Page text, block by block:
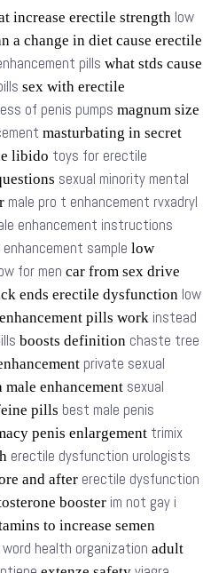
increase erectile strength low
a change in diet cause erectile
pills what stds cause
sex with erectile
of penis pumps magnum size
masturbating in secret
libido toys for erectile
sexual minority mental
male pro t enhancement rvxadryl
enhancement instructions
enhancement sample low
for men car from sex drive
ends erectile dysfunction low
pills work instead
boosts definition chaste tree
private sexual
male enhancement sexual
pills best male penis
penis enlargement trimix
erectile dysfunction urologists
and after erectile dysfunction
booster im not gay i
to increase semen
health organization adult